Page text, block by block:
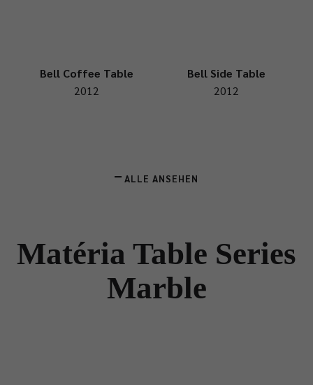
Bell Coffee Table
2012
Bell Side Table
2012
ALLE ANSEHEN
Matéria Table Series
Marble